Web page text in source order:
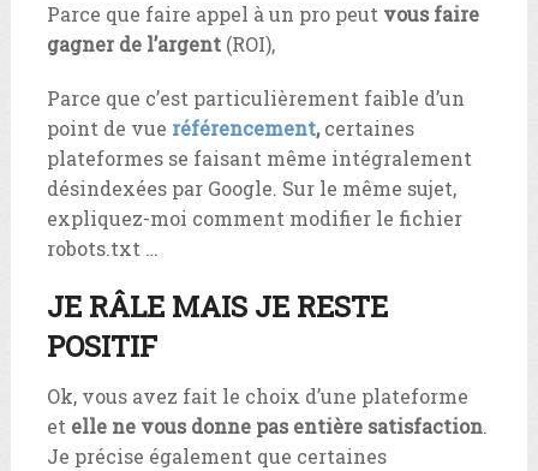
Parce que faire appel à un pro peutvous faire
gagner de l’argent(ROI),
Parce que c’est particulièrement faible d’un
point de vue référencement,certaines
plateformes se faisant même intégralement
désindexées par Google. Sur le même sujet,
expliquez-moi comment modifier le fichier
robots.txt …
JE RÂLE MAIS JE RESTE
POSITIF
Ok, vous avez fait le choix d’une plateforme
et elle ne vous donne pas entière satisfaction.
Je précise également que certaines